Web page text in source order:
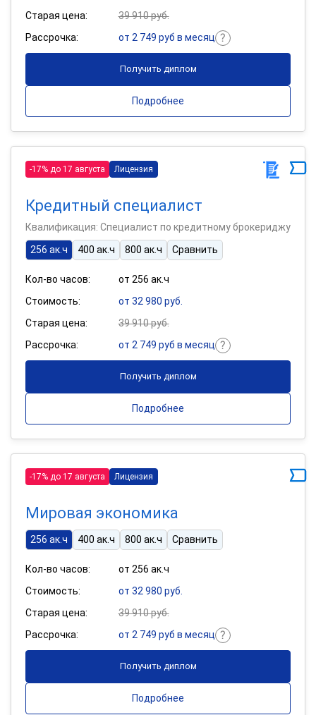
Старая цена:
39 910 руб.
Рассрочка:
от 2 749 руб в месяц
Получить диплом
Подробнее
-17% до 17 августа Лицензия
Кредитный специалист
Квалификация: Специалист по кредитному брокериджу
256 ак.ч
400 ак.ч 800 ак.ч Сравнить
Кол-во часов:
от 256 ак.ч
Стоимость:
от 32 980 руб.
Старая цена:
39 910 руб.
Рассрочка:
от 2 749 руб в месяц
Получить диплом
Подробнее
-17% до 17 августа Лицензия
Мировая экономика
256 ак.ч 400 ак.ч 800 ак.ч Сравнить
Кол-во часов:
от 256 ак.ч
Стоимость:
от 32 980 руб.
Старая цена:
39 910 руб.
Рассрочка:
от 2 749 руб в месяц
Получить диплом
Подробнее